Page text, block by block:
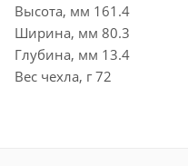
Высота, мм 161.4
Ширина, мм 80.3
Глубина, мм 13.4
Вес чехла, г 72